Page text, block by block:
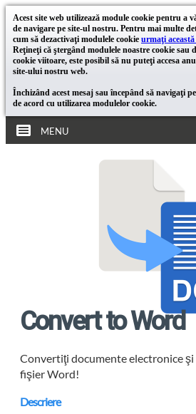
Acest site web utilizează module cookie pentru a
de navigare pe site-ul nostru. Pentru mai multe
cum să dezactivaţi modulele cookie urmaţi
Reţineţi că ştergând modulele noastre cookie sau
cookie viitoare, este posibil să nu puteţi accesa
site-ului nostru web.
Închizând acest mesaj sau începând să navigaţi
de acord cu utilizarea modulelor cookie.
MENU
Convert to Word
Convertiţi documente electronice
fişier Word!
Descriere